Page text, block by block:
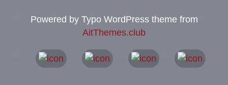
Powered by Typo WordPress theme from
AitThemes.club